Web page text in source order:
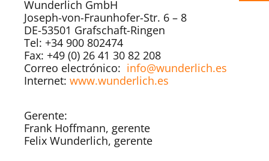
Wunderlich GmbH
Joseph-von-Fraunhofer-Str. 6 – 8
DE-53501 Grafschaft-Ringen
Tel: +34 900 802474
Fax: +49 (0) 26 41 30 82 208
Correo electrónico: info@wunderlich.es
Internet: www.wunderlich.es
Gerente:
Frank Hoffmann, gerente
Felix Wunderlich, gerente